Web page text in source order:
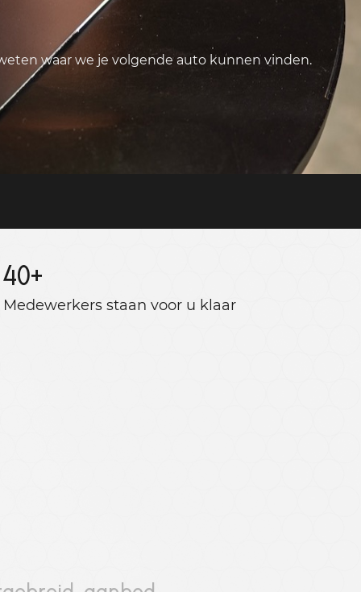
waar we je volgende auto kunnen vinden.
40+
Medewerkers staan ​​voor u klaar